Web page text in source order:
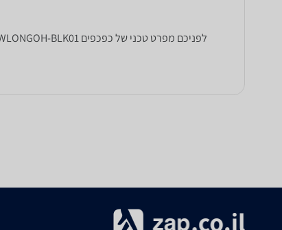
לפניכם מפרט טכני של ‏כפכפים Guess Longoh GWLONGOH-BLK01. כל הנתונים שחייבים לדעת כדי לבחור נכון! זאפ השוואת מחירים מציגים לכם את כל המידע שעוזר לכם להשוות.